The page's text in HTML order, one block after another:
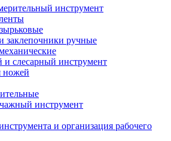
инструмент
заклепочники ручные
и слесарный инструмент
ножей
инструмент
и организация рабочего